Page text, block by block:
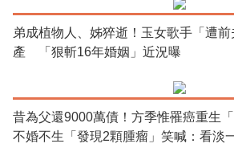
弟成植物人、姊猝逝！玉女歌手「遭
產 「狠斬16年婚姻」近況曝
昔為父還9000萬債！方季惟罹癌重生
不婚不生「發現2顆腫瘤」笑喊：看淡